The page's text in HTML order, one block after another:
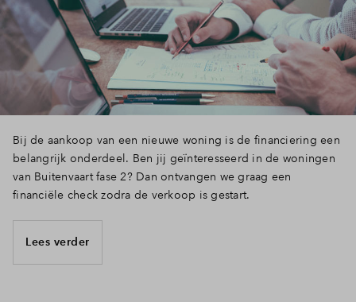
Bij de aankoop van een nieuwe woning is de financiering een
belangrijk onderdeel. Ben jij geïnteresseerd in de woningen
van Buitenvaart fase 2? Dan ontvangen we graag een
financiële check zodra de verkoop is gestart.
Lees verder